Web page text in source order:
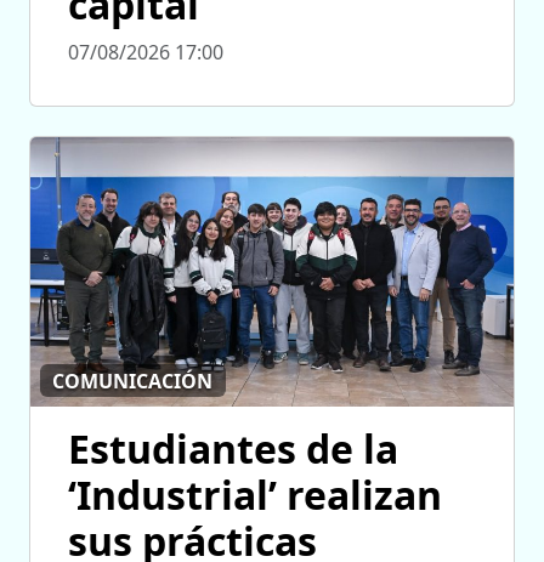
07/08/2026 17:00
COMUNICACIÓN
Estudiantes de la
‘Industrial’ realizan
sus prácticas